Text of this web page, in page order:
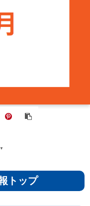
▼
トップ